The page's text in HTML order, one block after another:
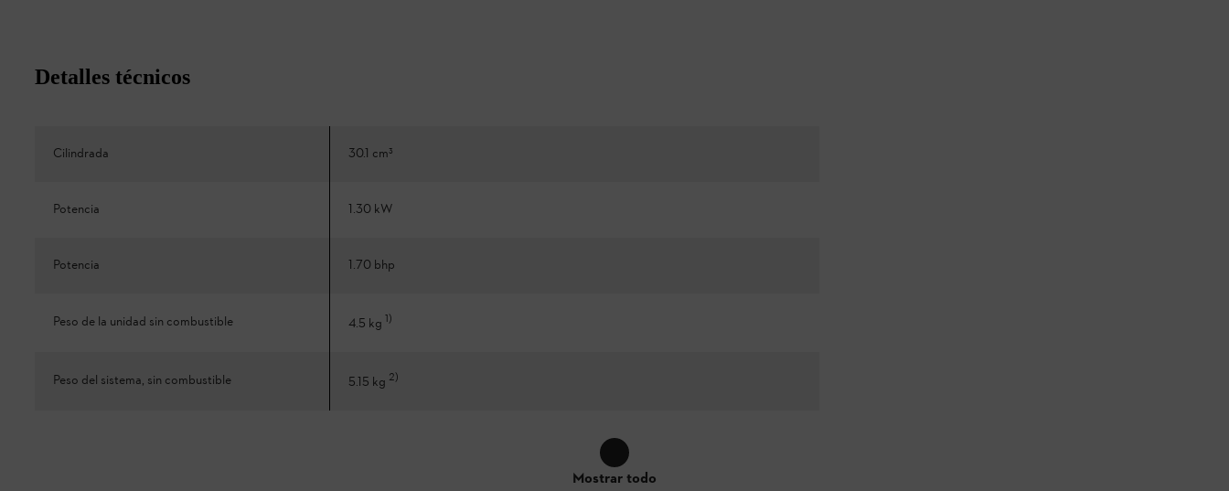
Detalles técnicos
Cilindrada 30.1 cm³
Potencia 1.30 kW
Potencia 1.70 bhp
Peso de la unidad sin combustible 4.5 kg 1)
Peso del sistema, sin combustible 5.15 kg 2)
Mostrar todo